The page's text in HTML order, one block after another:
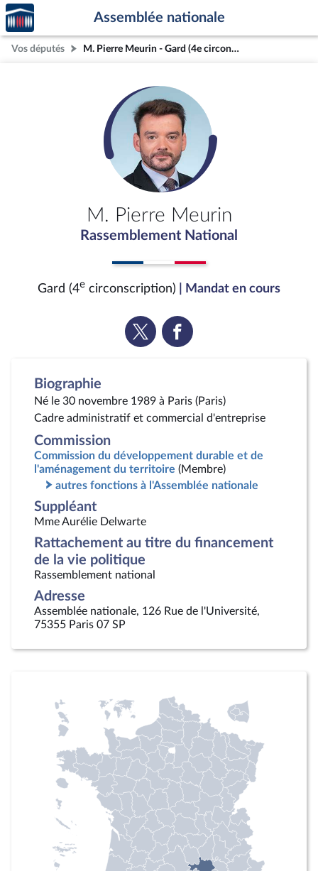
Aller au contenu
Aller en bas de la page
Accèder
à la
page
d'accueil
Assemblée nationale
Vos députés M. Pierre Meurin - Gard (4e circonscription)
M. Pierre Meurin
Rassemblement National
Gard (4e circonscription) | Mandat en cours
Voir
la
Voir
la
Biographie
Né le 30 novembre 1989 à Paris (Paris)
Cadre administratif et commercial d'entreprise
Commission
Commission du développement durable et de
l'aménagement du territoire (Membre)
autres fonctions à l'Assemblée nationale
Suppléant
Mme Aurélie Delwarte
Rattachement au titre du financement
de la vie politique
Rassemblement national
Adresse
Assemblée nationale, 126 Rue de l'Université,
75355 Paris 07 SP